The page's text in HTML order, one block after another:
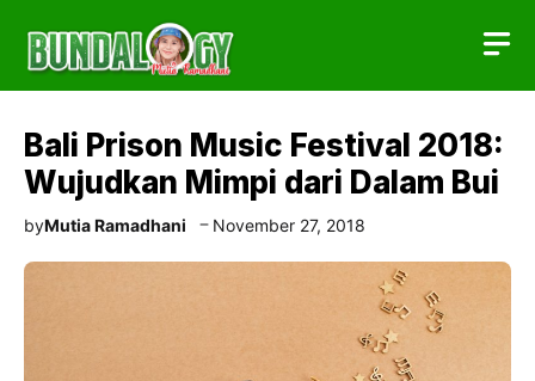
content
Bali Prison Music Festival 2018:
Wujudkan Mimpi dari Dalam Bui
byMutia Ramadhani November 27, 2018